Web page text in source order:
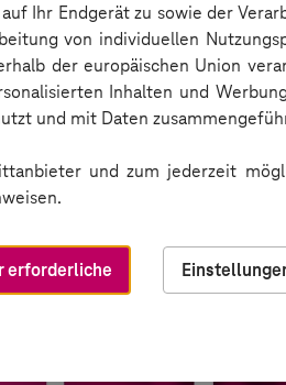
Ihr Endgerät zu sowie der
von individuellen
der europäischen Union
Inhalten und
und mit Daten
und zum jederzeit
erforderliche